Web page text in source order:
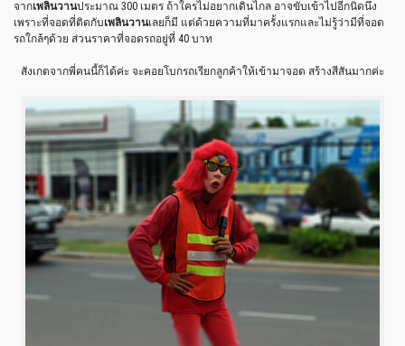
จากเพลินวานประมาณ 300 เมตร ถ้าใครไม่อยากเดินไกล อาจขับเข้าไปอีกนิดนึง
เพราะที่จอดที่ติดกับเพลินวานเลยก็มี แต่ด้วยความที่มาครั้งแรกและไม่รู้ว่ามีที่จอด
รถใกล้ๆด้วย ส่วนราคาที่จอดรถอยู่ที่ 40 บาท
สังเกตจากพี่คนนี้ก็ได้ค่ะ จะคอยโบกรถเรียกลูกค้าให้เข้ามาจอด สร้างสีสันมากค่ะ